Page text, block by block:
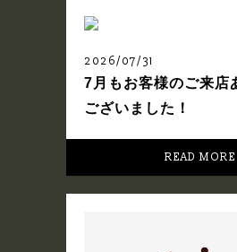
2026/07/31
7月もお客様のご来店
ございました！
READ MORE